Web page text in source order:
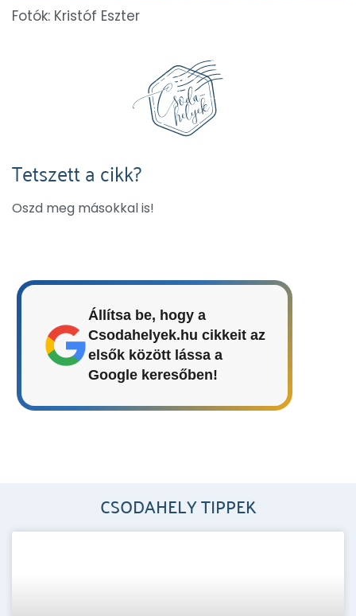
Fotók: Kristóf Eszter
Tetszett a cikk?
Oszd meg másokkal is!
Állítsa be, hogy a
Csodahelyek.hu cikkeit az
elsők között lássa a
Google keresőben!
CSODAHELY TIPPEK